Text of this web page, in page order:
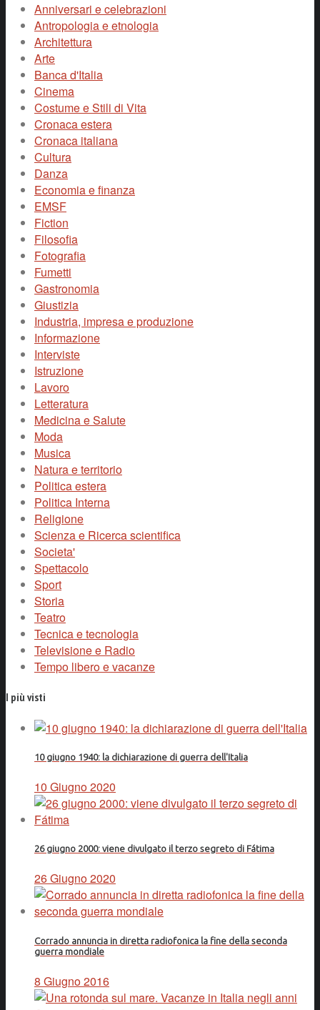
Anniversari e celebrazioni
Antropologia e etnologia
Architettura
Arte
Banca d'Italia
Cinema
Costume e Stili di Vita
Cronaca estera
Cronaca italiana
Cultura
Danza
Economia e finanza
EMSF
Fiction
Filosofia
Fotografia
Fumetti
Gastronomia
Giustizia
Industria, impresa e produzione
Informazione
Interviste
Istruzione
Lavoro
Letteratura
Medicina e Salute
Moda
Musica
Natura e territorio
Politica estera
Politica Interna
Religione
Scienza e Ricerca scientifica
Societa'
Spettacolo
Sport
Storia
Teatro
Tecnica e tecnologia
Televisione e Radio
Tempo libero e vacanze
I più visti
10 giugno 1940: la dichiarazione di guerra dell'Italia
10 Giugno 2020
26 giugno 2000: viene divulgato il terzo segreto di Fátima
26 Giugno 2020
Corrado annuncia in diretta radiofonica la fine della seconda
guerra mondiale
8 Giugno 2016